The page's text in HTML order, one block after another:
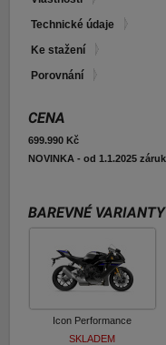
BAREVNÉ VARIANTY
Icon Performance
SKLADEM
Technické údaje
Ke stažení
Porovnání
CENA
699.990 Kč
NOVINKA - od 1.1.2025